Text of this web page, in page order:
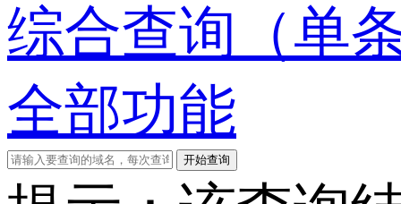
综合查询（单
全部功能
开始查询